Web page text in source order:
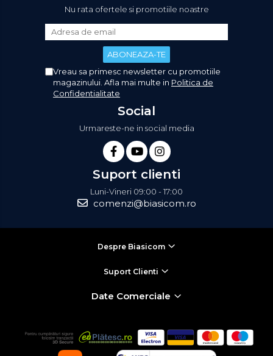
Nu rata ofertele si promotiile noastre
Vreau sa primesc newsletter cu promotiile
magazinului. Afla mai multe in Politica de
Confidentialitate
Social
Urmareste-ne in social media
Suport clienti
Luni-Vineri 09:00 - 17:00
comenzi@biasicom.ro
Despre Biasicom
Suport Clienti
Date Comerciale